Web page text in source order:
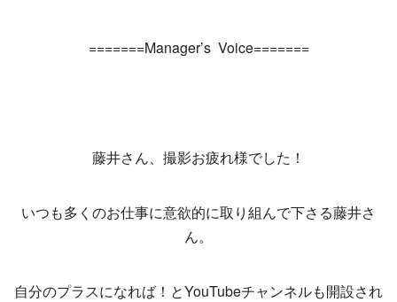
=======Manager’s Voice=======
藤井さん、撮影お疲れ様でした！
いつも多くのお仕事に意欲的に取り組んで下さる藤井さ
ん。
自分のプラスになれば！とYouTubeチャンネルも開設され